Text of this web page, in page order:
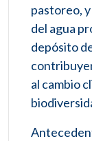
pastoreo,
del agua
depósito
al cambio